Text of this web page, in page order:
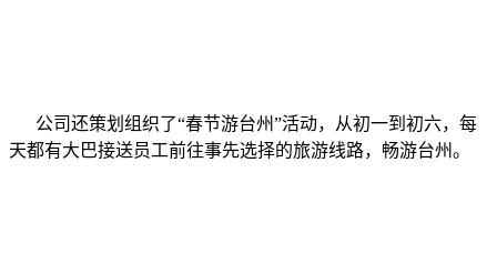
公司还策划组织了“春节游台州”活动，从初一到初六，每
天都有大巴接送员工前往事先选择的旅游线路，畅游台州。